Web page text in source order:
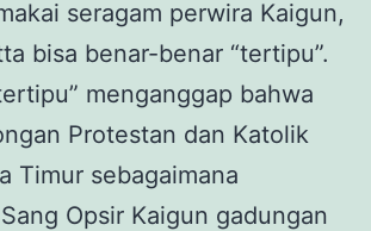
seragam perwira Kaigun,
bisa benar-benar “tertipu”.
menganggap bahwa
Protestan dan Katolik
Timur sebagaimana
Opsir Kaigun gadungan